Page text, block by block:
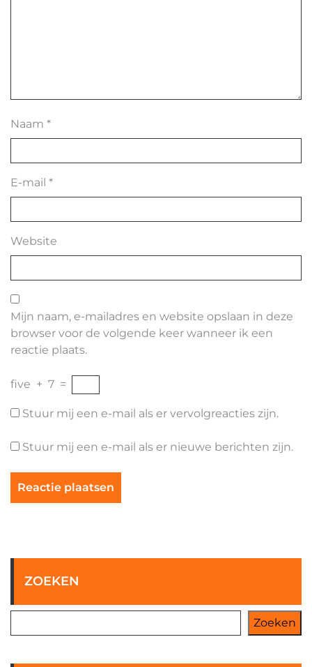
Naam *
E-mail *
Website
Mijn naam, e-mailadres en website opslaan in deze
browser voor de volgende keer wanneer ik een
reactie plaats.
five + 7 =
Stuur mij een e-mail als er vervolgreacties zijn.
Stuur mij een e-mail als er nieuwe berichten zijn.
ZOEKEN
Zoeken